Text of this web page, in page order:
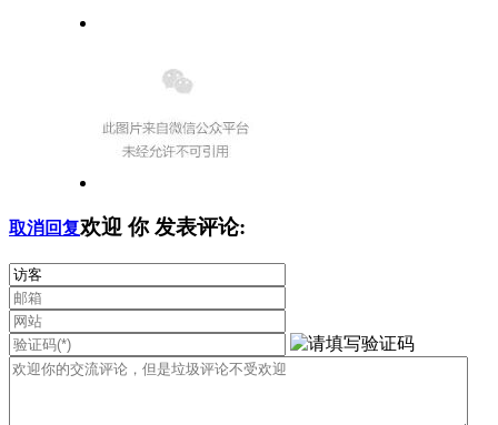
取消回复欢迎 你发表评论: